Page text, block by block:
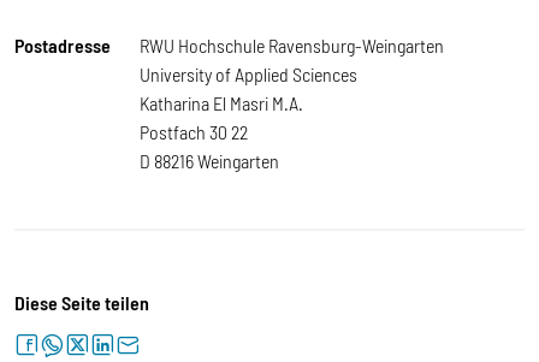
Postadresse
RWU Hochschule Ravensburg-Weingarten
University of Applied Sciences
Katharina El Masri M.A.
Postfach 30 22
D 88216 Weingarten
Diese Seite teilen
facebookwhatsapptwitterlinkedinletter